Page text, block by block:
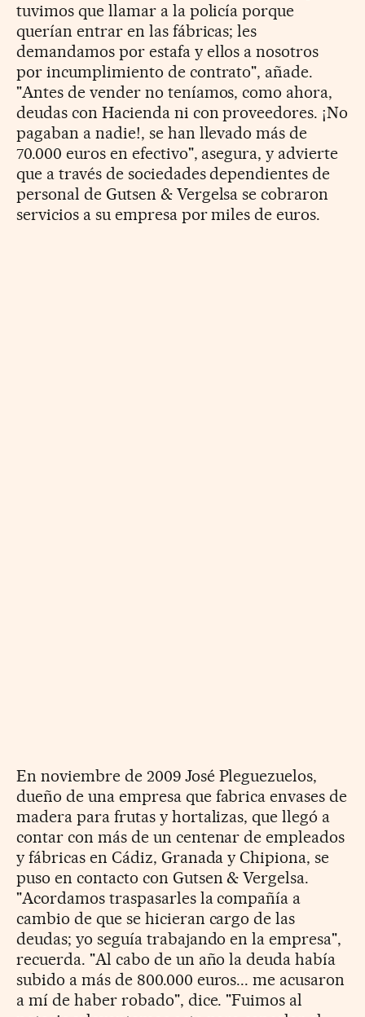
tuvimos que llamar a la policía porque
querían entrar en las fábricas; les
demandamos por estafa y ellos a nosotros
por incumplimiento de contrato", añade.
"Antes de vender no teníamos, como ahora,
deudas con Hacienda ni con proveedores. ¡No
pagaban a nadie!, se han llevado más de
70.000 euros en efectivo", asegura, y advierte
que a través de sociedades dependientes de
personal de Gutsen & Vergelsa se cobraron
servicios a su empresa por miles de euros.
En noviembre de 2009 José Pleguezuelos,
dueño de una empresa que fabrica envases de
madera para frutas y hortalizas, que llegó a
contar con más de un centenar de empleados
y fábricas en Cádiz, Granada y Chipiona, se
puso en contacto con Gutsen & Vergelsa.
"Acordamos traspasarles la compañía a
cambio de que se hicieran cargo de las
deudas; yo seguía trabajando en la empresa",
recuerda. "Al cabo de un año la deuda había
subido a más de 800.000 euros... me acusaron
a mí de haber robado", dice. "Fuimos al